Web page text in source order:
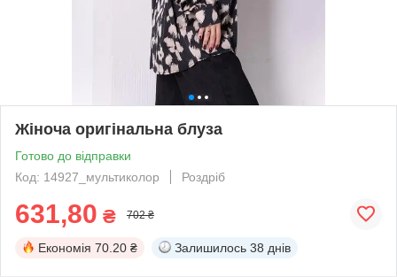
Жіноча оригінальна блуза
Готово до відправки
Код: 14927_мультиколор
Роздріб
631,80 ₴ 702 ₴
Економія 70.20 ₴ Залишилось 38 днів